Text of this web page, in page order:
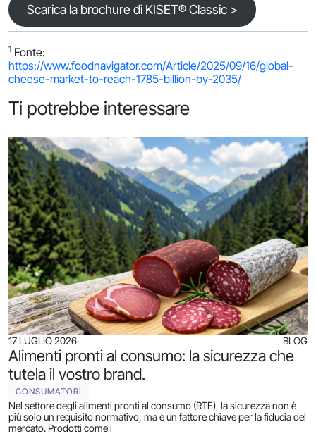
Scarica la brochure di KISET® Classic >
1 Fonte:
https://www.foodnavigator.com/Article/2025/09/16/global-
cheese-market-to-reach-1785-billion-by-2035/
Ti potrebbe interessare
17 LUGLIO 2026 BLOG
Alimenti pronti al consumo: la sicurezza che
tutela il vostro brand.
CONSUMATORI
Nel settore degli alimenti pronti al consumo (RTE), la sicurezza non è
più solo un requisito normativo, ma è un fattore chiave per la fiducia del
mercato. Prodotti come i